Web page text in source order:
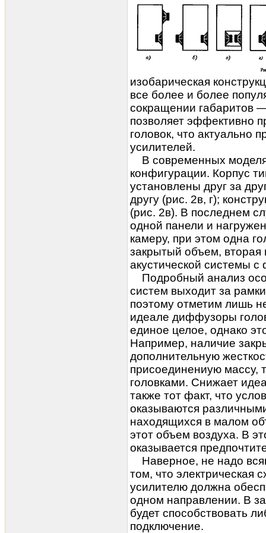
изобарическая
все более и более
сокращении габаритов
позволяет эффективно
головок, что актуально
усилителей.
В современных
конфигурации. Корпус
установлены друг за
другу (рис. 2в, г);
(рис. 2в). В последнем
одной панели и
камеру, при этом одна
закрытый объем, вторая
акустической системы
Подробный анализ
систем выходит за
поэтому отметим лишь
идеале диффузоры
единое целое, однако
Например, наличие
дополнительную
присоединениую массу,
головками. Снижает
также тот факт, что
оказываются
находящихся в малом
этот объем воздуха. В
оказывается
Наверное, не надо
том, что электрическая
усилителю должна
одном направлении. В
будет способствовать
подключение.